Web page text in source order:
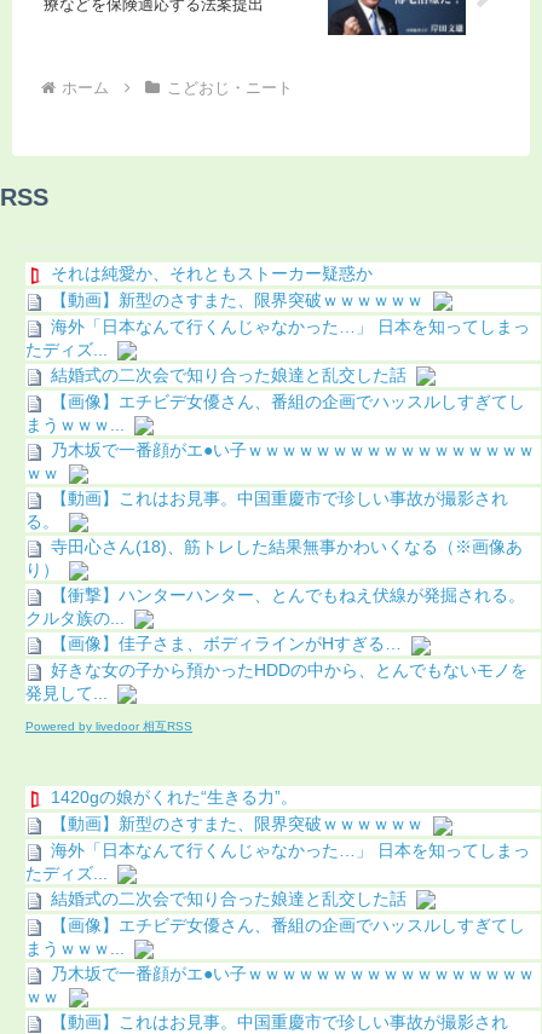
療などを保険適応する法案提出
ホーム こどおじ・ニート
RSS
それは純愛か、それともストーカー疑惑か
【動画】新型のさすまた、限界突破ｗｗｗｗｗｗ
海外「日本なんて行くんじゃなかった…」 日本を知ってしまっ
たディズ...
結婚式の二次会で知り合った娘達と乱交した話
【画像】エチビデ女優さん、番組の企画でハッスルしすぎてし
まうｗｗｗ...
乃木坂で一番顔がエ●い子ｗｗｗｗｗｗｗｗｗｗｗｗｗｗｗｗｗ
ｗｗ
【動画】これはお見事。中国重慶市で珍しい事故が撮影され
る。
寺田心さん(18)、筋トレした結果無事かわいくなる（※画像あ
り）
【衝撃】ハンターハンター、とんでもねえ伏線が発掘される。
クルタ族の...
【画像】佳子さま、ボディラインがHすぎる…
好きな女の子から預かったHDDの中から、とんでもないモノを
発見して...
Powered by livedoor 相互RSS
1420gの娘がくれた“生きる力”。
【動画】新型のさすまた、限界突破ｗｗｗｗｗｗ
海外「日本なんて行くんじゃなかった…」 日本を知ってしまっ
たディズ...
結婚式の二次会で知り合った娘達と乱交した話
【画像】エチビデ女優さん、番組の企画でハッスルしすぎてし
まうｗｗｗ...
乃木坂で一番顔がエ●い子ｗｗｗｗｗｗｗｗｗｗｗｗｗｗｗｗｗ
ｗｗ
【動画】これはお見事。中国重慶市で珍しい事故が撮影され